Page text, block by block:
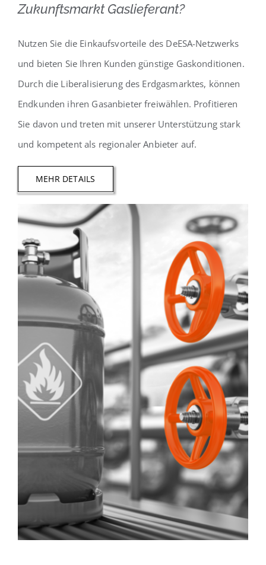
Zukunftsmarkt Gaslieferant?
Nutzen Sie die Einkaufsvorteile des DeESA-Netzwerks
und bieten Sie Ihren Kunden günstige Gaskonditionen.
Durch die Liberalisierung des Erdgasmarktes, können
Endkunden ihren Gasanbieter freiwählen. Profitieren
Sie davon und treten mit unserer Unterstützung stark
und kompetent als regionaler Anbieter auf.
MEHR DETAILS